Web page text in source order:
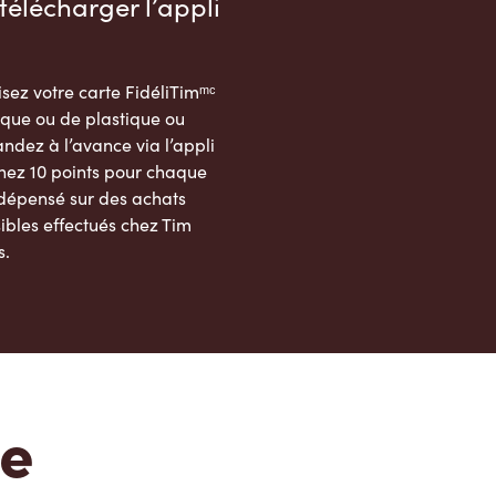
votre carte FidéliTimᵐᶜ
ou de plastique ou
à l’avance via l’appli
10 points pour chaque
sur des achats
effectués chez Tim